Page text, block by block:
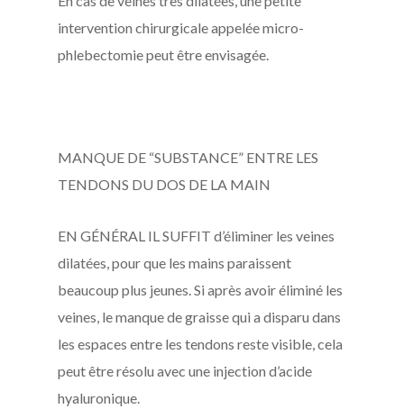
intervention chirurgicale appelée micro-
phlebectomie peut être envisagée.
MANQUE DE “SUBSTANCE” ENTRE LES
TENDONS DU DOS DE LA MAIN
EN GÉNÉRAL IL SUFFIT d’éliminer les veines
dilatées, pour que les mains paraissent
beaucoup plus jeunes. Si après avoir éliminé les
veines, le manque de graisse qui a disparu dans
les espaces entre les tendons reste visible, cela
peut être résolu avec une injection d’acide
hyaluronique.